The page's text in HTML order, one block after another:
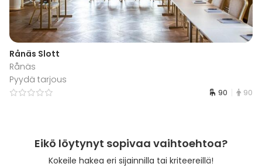
Rånäs Slott
Rånäs
Pyydä tarjous
90 90
Eikö löytynyt sopivaa vaihtoehtoa?
Kokeile hakea eri sijainnilla tai kriteereillä!